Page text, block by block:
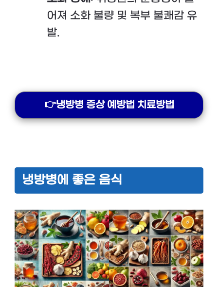
어져 소화 불량 및 복부 불쾌감 유
발.
👉냉방병 증상 예방법 치료방법
냉방병에 좋은 음식